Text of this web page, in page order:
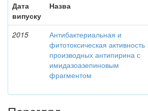
Дата
випуску
Назва
2015
Антибактериальная и
фитотоксическая активность
производных антипирина с
имидазоазепиновым
фрагментом